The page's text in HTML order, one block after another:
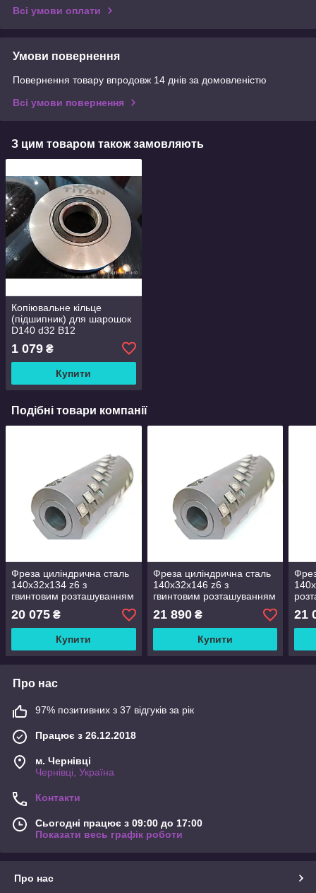
Всі умови оплати
Умови повернення
Повернення товару впродовж 14 днів за домовленістю
Всі умови повернення
З цим товаром також замовляють
Копіювальне кільце
(підшипник) для шарошок
D140 d32 B12
1 079 ₴
Купити
Подібні товари компанії
Фреза циліндрична сталь
140х32х134 z6 з
гвинтовим розташуванням
твердосплавних ножів
20 075 ₴
Купити
Фреза циліндрична сталь
140х32х146 z6 з
гвинтовим розташуванням
твердосплавних ножів
21 890₴
Купити
21
Про нас
97% позитивних з 37 відгуків за рік
Працює з 26.12.2018
м. Чернівці
Чернівці, Україна
Контакти
Сьогодні працює з 09:00 до 17:00
Показати весь графік роботи
Про нас